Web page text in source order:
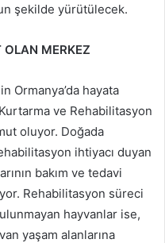
şekilde yürütülecek.
MERKEZ
Ormanya’da hayata
ve Rehabilitasyon
oluyor. Doğada
ihtiyacı duyan
bakım ve tedavi
Rehabilitasyon süreci
hayvanlar ise,
yaşam alanlarına